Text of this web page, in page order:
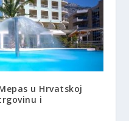
u Hrvatskoj
i